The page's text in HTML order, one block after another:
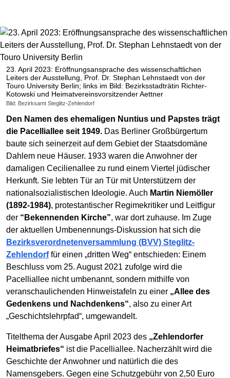
23. April 2023: Eröffnungsansprache des wissenschaftlichen
Leiters der Ausstellung, Prof. Dr. Stephan Lehnstaedt von der
Touro University Berlin; links im Bild: Bezirksstadträtin Richter-
Kotowski und Heimatvereinsvorsitzender Aettner
Bild: Bezirksamt Steglitz-Zehlendorf
Den Namen des ehemaligen Nuntius und Papstes trägt
die Pacelliallee seit 1949. Das Berliner Großbürgertum
baute sich seinerzeit auf dem Gebiet der Staatsdomäne
Dahlem neue Häuser. 1933 waren die Anwohner der
damaligen Cecilienallee zu rund einem Viertel jüdischer
Herkunft. Sie lebten Tür an Tür mit Unterstützern der
nationalsozialistischen Ideologie. Auch Martin Niemöller
(1892-1984), protestantischer Regimekritiker und Leitfigur
der “Bekennenden Kirche”, war dort zuhause. Im Zuge
der aktuellen Umbenennungs-Diskussion hat sich die
Bezirksverordnetenversammlung (BVV) Steglitz-
Zehlendorffür einen „dritten Weg“ entschieden: Einem
Beschluss vom 25. August 2021 zufolge wird die
Pacelliallee nicht umbenannt, sondern mithilfe von
veranschaulichenden Hinweistafeln zu einer „Allee des
Gedenkens und Nachdenkens“, also zu einer Art
„Geschichtslehrpfad“, umgewandelt.
Titelthema der Ausgabe April 2023 des „Zehlendorfer
Heimatbriefes“ ist die Pacelliallee. Nacherzählt wird die
Geschichte der Anwohner und natürlich die des
Namensgebers. Gegen eine Schutzgebühr von 2,50 Euro